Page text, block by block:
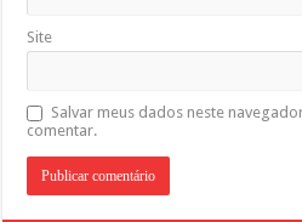
Site
Salvar meus dados neste
comentar.